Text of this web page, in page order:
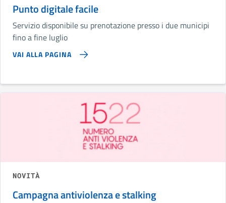
Punto digitale facile
Servizio disponibile su prenotazione presso i due municipi
fino a fine luglio
VAI ALLA PAGINA
NOVITÀ
Campagna antiviolenza e stalking